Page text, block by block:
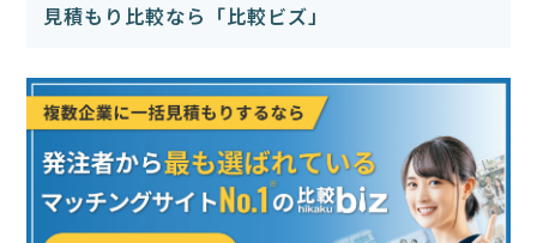
見積もり比較なら「比較ビズ」